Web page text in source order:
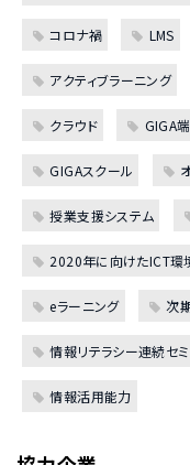
コロナ禍 LMS
アクティブラーニング
クラウド GIGA
GIGAスクール
授業支援システム
2020年に向けたICT環
eラーニング 次
情報リテラシー連続セ
情報活用能力